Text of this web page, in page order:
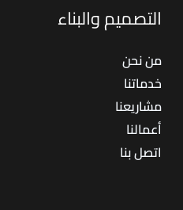
التصميم والبناء
من نحن
خدماتنا
مشاريعنا
أعمالنا
اتصل بنا